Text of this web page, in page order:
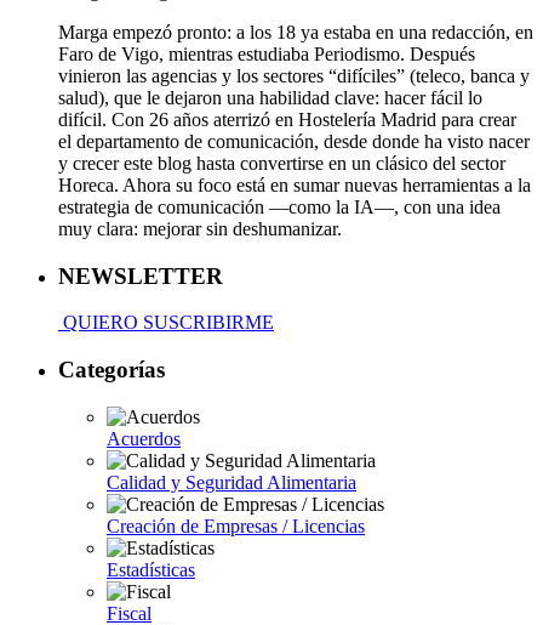
Marga empezó pronto: a los 18 ya estaba en una redacción, en
Faro de Vigo, mientras estudiaba Periodismo. Después
vinieron las agencias y los sectores “difíciles” (teleco, banca y
salud), que le dejaron una habilidad clave: hacer fácil lo
difícil. Con 26 años aterrizó en Hostelería Madrid para crear
el departamento de comunicación, desde donde ha visto nacer
y crecer este blog hasta convertirse en un clásico del sector
Horeca. Ahora su foco está en sumar nuevas herramientas a la
estrategia de comunicación —como la IA—, con una idea
muy clara: mejorar sin deshumanizar.
NEWSLETTER
QUIERO SUSCRIBIRME
Categorías
Acuerdos
Calidad y Seguridad Alimentaria
Creación de Empresas / Licencias
Estadísticas
Fiscal